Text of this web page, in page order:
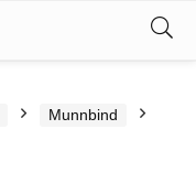
Munnbind